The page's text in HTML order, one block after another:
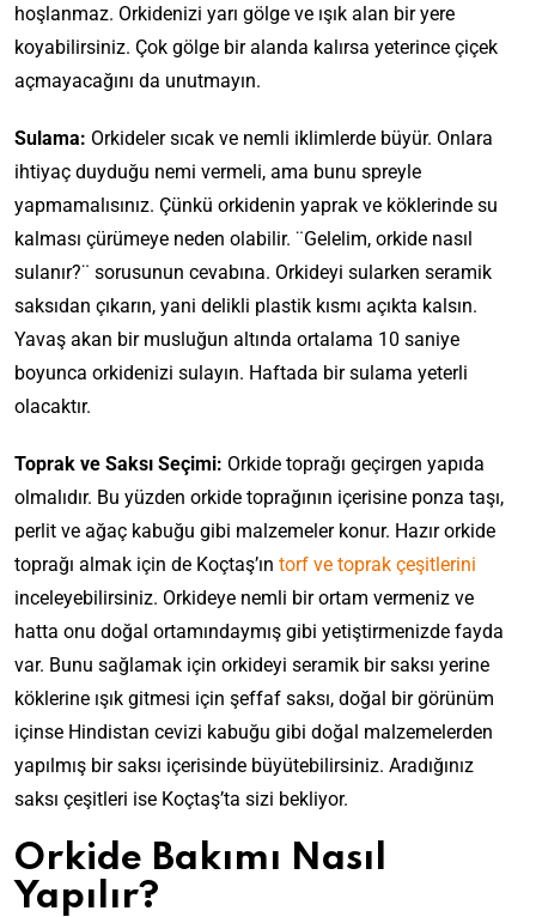
hoşlanmaz. Orkidenizi yarı gölge ve ışık alan bir yere
koyabilirsiniz. Çok gölge bir alanda kalırsa yeterince çiçek
açmayacağını da unutmayın.
Sulama: Orkideler sıcak ve nemli iklimlerde büyür. Onlara
ihtiyaç duyduğu nemi vermeli, ama bunu spreyle
yapmamalısınız. Çünkü orkidenin yaprak ve köklerinde su
kalması çürümeye neden olabilir. ¨Gelelim, orkide nasıl
sulanır?¨ sorusunun cevabına. Orkideyi sularken seramik
saksıdan çıkarın, yani delikli plastik kısmı açıkta kalsın.
Yavaş akan bir musluğun altında ortalama 10 saniye
boyunca orkidenizi sulayın. Haftada bir sulama yeterli
olacaktır.
Toprak ve Saksı Seçimi: Orkide toprağı geçirgen yapıda
olmalıdır. Bu yüzden orkide toprağının içerisine ponza taşı,
perlit ve ağaç kabuğu gibi malzemeler konur. Hazır orkide
toprağı almak için de Koçtaş’ın torf ve toprak çeşitlerini
inceleyebilirsiniz. Orkideye nemli bir ortam vermeniz ve
hatta onu doğal ortamındaymış gibi yetiştirmenizde fayda
var. Bunu sağlamak için orkideyi seramik bir saksı yerine
köklerine ışık gitmesi için şeffaf saksı, doğal bir görünüm
içinse Hindistan cevizi kabuğu gibi doğal malzemelerden
yapılmış bir saksı içerisinde büyütebilirsiniz. Aradığınız
saksı çeşitleri ise Koçtaş’ta sizi bekliyor.
Orkide Bakımı Nasıl
Yapılır?